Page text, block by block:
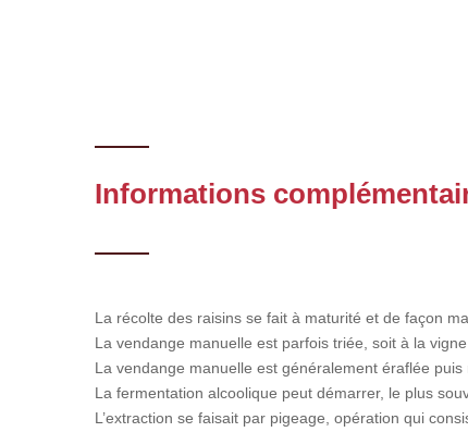
Informations
La récolte des raisins se fait à maturité et de façon
La vendange manuelle est parfois triée, soit à la
La vendange manuelle est généralement éraflée
La fermentation alcoolique peut démarrer, le plus
L’extraction se faisait par pigeage, opération qui